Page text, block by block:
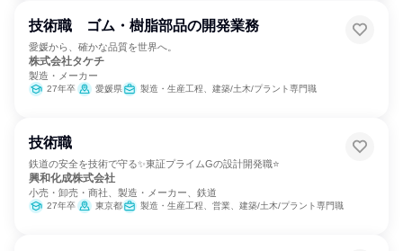
技術職 ゴム・樹脂部品の開発業務
愛媛から、確かな品質を世界へ。
株式会社タケチ
製造・メーカー
27年卒 愛媛県 製造・生産工程、建築/土木/プラント専門職
技術職
鉄道の安全を技術で守る✨東証プライムGの設計開発職⭐
興和化成株式会社
小売・卸売・商社、製造・メーカー、鉄道
27年卒 東京都 製造・生産工程、営業、建築/土木/プラント専門職